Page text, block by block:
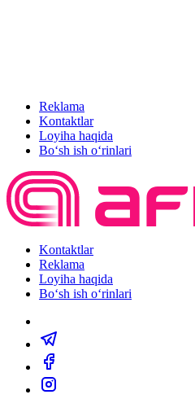
Reklama
Kontaktlar
Loyiha haqida
Bo‘sh ish o‘rinlari
Kontaktlar
Reklama
Loyiha haqida
Bo‘sh ish o‘rinlari